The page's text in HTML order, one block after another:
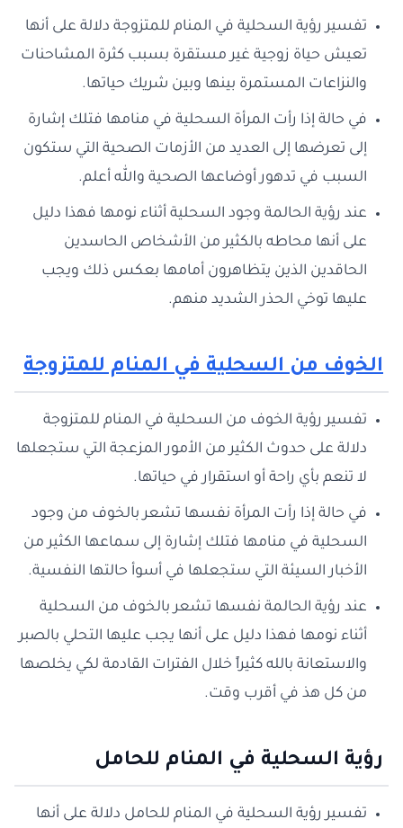
تفسير رؤية السحلية في المنام للمتزوجة دلالة على أنها
تعيش حياة زوجية غير مستقرة بسبب كثرة المشاحنات
والنزاعات المستمرة بينها وبين شريك حياتها.
في حالة إذا رأت المرأة السحلية في منامها فتلك إشارة
إلى تعرضها إلى العديد من الأزمات الصحية التي ستكون
السبب في تدهور أوضاعها الصحية والله أعلم.
عند رؤية الحالمة وجود السحلية أثناء نومها فهذا دليل
على أنها محاطه بالكثير من الأشخاص الحاسدين
الحاقدين الذين يتظاهرون أمامها بعكس ذلك ويجب
عليها توخي الحذر الشديد منهم.
الخوف من السحلية في المنام للمتزوجة
تفسير رؤية الخوف من السحلية في المنام للمتزوجة
دلالة على حدوث الكثير من الأمور المزعجة التي ستجعلها
لا تنعم بأي راحة أو استقرار في حياتها.
في حالة إذا رأت المرأة نفسها تشعر بالخوف من وجود
السحلية في منامها فتلك إشارة إلى سماعها الكثير من
الأخبار السيئة التي ستجعلها في أسوأ حالتها النفسية.
عند رؤية الحالمة نفسها تشعر بالخوف من السحلية
أثناء نومها فهذا دليل على أنها يجب عليها التحلي بالصبر
والاستعانة بالله كثيراً خلال الفترات القادمة لكي يخلصها
من كل هذ في أقرب وقت.
رؤية السحلية في المنام للحامل
تفسير رؤية السحلية في المنام للحامل دلالة على أنها